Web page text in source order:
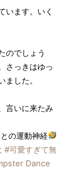
います。いく
のでしょう
さっきはゆっ
した。
言いに来たみ
の運動神経
#可愛すぎて無
Dance